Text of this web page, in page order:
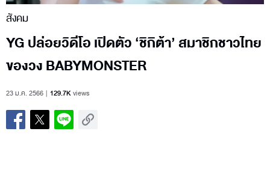
สังคม
YG ปล่อยวิดีโอ เปิดตัว ‘ชิกิต้า’ สมาชิกชาวไทย
ของวง BABYMONSTER
23 ม.ค. 2566 129.7Kviews